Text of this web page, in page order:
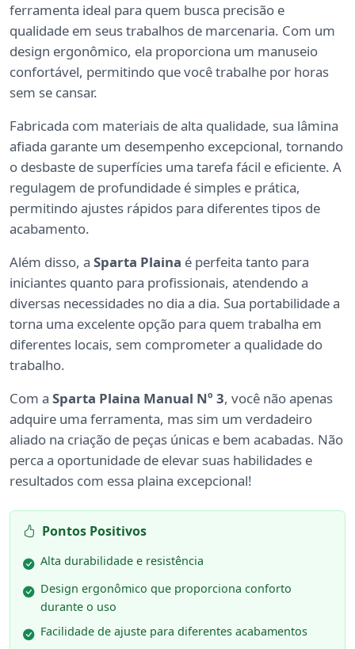
ferramenta ideal para quem busca precisão e
qualidade em seus trabalhos de marcenaria. Com um
design ergonômico, ela proporciona um manuseio
confortável, permitindo que você trabalhe por horas
sem se cansar.
Fabricada com materiais de alta qualidade, sua lâmina
afiada garante um desempenho excepcional, tornando
o desbaste de superfícies uma tarefa fácil e eficiente. A
regulagem de profundidade é simples e prática,
permitindo ajustes rápidos para diferentes tipos de
acabamento.
Além disso, a Sparta Plaina é perfeita tanto para
iniciantes quanto para profissionais, atendendo a
diversas necessidades no dia a dia. Sua portabilidade a
torna uma excelente opção para quem trabalha em
diferentes locais, sem comprometer a qualidade do
trabalho.
Com a Sparta Plaina Manual Nº 3, você não apenas
adquire uma ferramenta, mas sim um verdadeiro
aliado na criação de peças únicas e bem acabadas. Não
perca a oportunidade de elevar suas habilidades e
resultados com essa plaina excepcional!
Pontos Positivos
Alta durabilidade e resistência
Design ergonômico que proporciona conforto
durante o uso
Facilidade de ajuste para diferentes acabamentos